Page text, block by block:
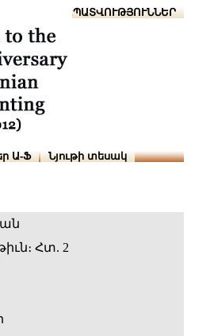
ՆԱԽԱՊԱՏՎՈՒԹՅՈՒՆՆԵՐ
Ա-Ֆ Նյութի տեսակ
Հտ. 2